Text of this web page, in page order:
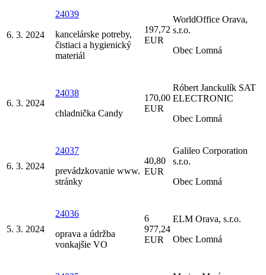
6. 3. 2024
24039
kancelárske potreby,
čistiaci a hygienický
materiál
197,72
EUR
WorldOffice Orava,
s.r.o.
Obec Lomná
6. 3. 2024
24038
chladnička Candy
170,00
EUR
Róbert Janckulík SAT
ELECTRONIC
Obec Lomná
6. 3. 2024
24037
prevádzkovanie www.
stránky
40,80
EUR
Galileo Corporation
s.r.o.
Obec Lomná
5. 3. 2024
24036
oprava a údržba
vonkajšie VO
6
977,24
EUR
ELM Orava, s.r.o.
Obec Lomná